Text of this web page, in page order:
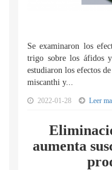
Se examinaron los
trigo sobre los áfidos
estudiaron los efectos
miscanthi y...
2022-01-28 Leer
aumenta